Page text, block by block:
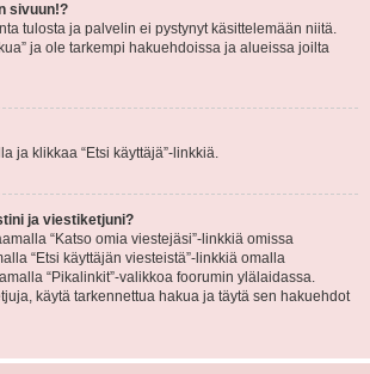
sivuun!?
tulosta ja palvelin ei pystynyt käsittelemään niitä.
ja ole tarkempi hakuehdoissa ja alueissa joilta
ja klikkaa “Etsi käyttäjä”-linkkiä.
ja viestiketjuni?
“Katso omia viestejäsi”-linkkiä omissa
“Etsi käyttäjän viesteistä”-linkkiä omalla
“Pikalinkit”-valikkoa foorumin ylälaidassa.
käytä tarkennettua hakua ja täytä sen hakuehdot